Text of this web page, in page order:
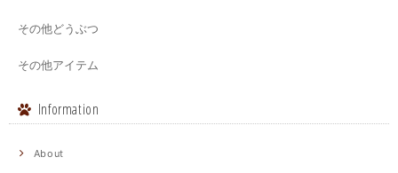
その他どうぶつ
その他アイテム
Information
About